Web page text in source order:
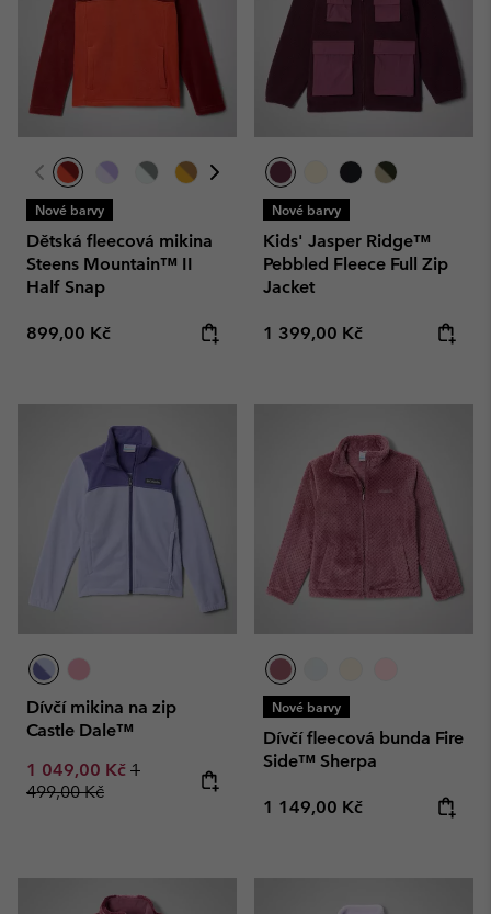
Nové barvy
Dětská fleecová mikina
Steens Mountain™ II
Half Snap
Regular price:
899,00 Kč
Nové barvy
Kids' Jasper Ridge™
Pebbled Fleece Full Zip
Jacket
Regular price:
1 399,00 Kč
Dívčí mikina na zip
Castle Dale™
Sale price:
1 049,00 Kč Regular price:
1
499,00 Kč
Nové barvy
Dívčí fleecová bunda Fire
Side™ Sherpa
Regular price:
1 149,00 Kč